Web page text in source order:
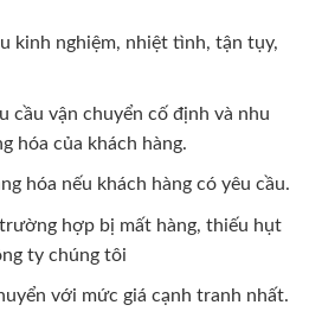
kinh nghiệm, nhiệt tình, tận tụy,
cầu vận chuyển cố định và nhu
hóa của khách hàng.
hóa nếu khách hàng có yêu cầu.
hợp bị mất hàng, thiếu hụt
ty chúng tôi
với mức giá cạnh tranh nhất.